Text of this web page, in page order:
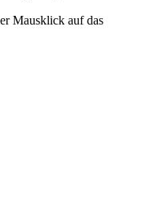
Mausklick auf das